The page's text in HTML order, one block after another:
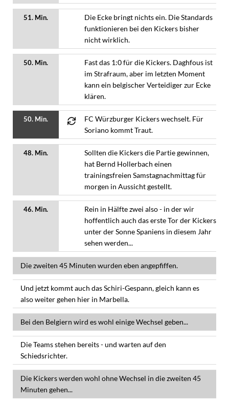
51. Min.
Die Ecke bringt nichts ein. Die Standards
funktionieren bei den Kickers bisher
nicht wirklich.
50. Min.
Fast das 1:0 für die Kickers. Daghfous ist
im Strafraum, aber im letzten Moment
kann ein belgischer Verteidiger zur Ecke
klären.
50. Min.
FC Würzburger Kickers wechselt. Für
Soriano kommt Traut.
48. Min.
Sollten die Kickers die Partie gewinnen,
hat Bernd Hollerbach einen
trainingsfreien Samstagnachmittag für
morgen in Aussicht gestellt.
46. Min.
Rein in Hälfte zwei also - in der wir
hoffentlich auch das erste Tor der Kickers
unter der Sonne Spaniens in diesem Jahr
sehen werden...
Die zweiten 45 Minuten wurden eben angepfiffen.
Und jetzt kommt auch das Schiri-Gespann, gleich kann es
also weiter gehen hier in Marbella.
Bei den Belgiern wird es wohl einige Wechsel geben...
Die Teams stehen bereits - und warten auf den
Schiedsrichter.
Die Kickers werden wohl ohne Wechsel in die zweiten 45
Minuten gehen...